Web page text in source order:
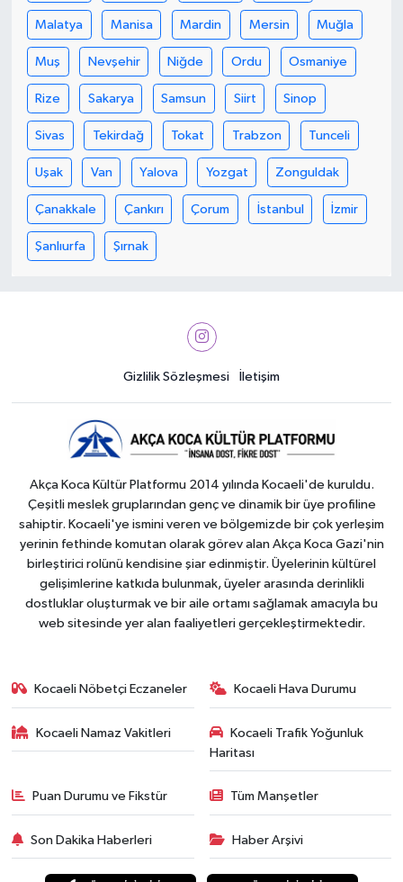
Malatya Manisa Mardin Mersin Muğla
Muş Nevşehir Niğde Ordu Osmaniye
Rize Sakarya Samsun Siirt Sinop
Sivas Tekirdağ Tokat Trabzon Tunceli
Uşak Van Yalova Yozgat Zonguldak
Çanakkale Çankırı Çorum İstanbul İzmir
Şanlıurfa Şırnak
Gizlilik Sözleşmesi İletişim
Akça Koca Kültür Platformu 2014 yılında Kocaeli'de kuruldu.
Çeşitli meslek gruplarından genç ve dinamik bir üye profiline
sahiptir. Kocaeli'ye ismini veren ve bölgemizde bir çok yerleşim
yerinin fethinde komutan olarak görev alan Akça Koca Gazi'nin
birleştirici rolünü kendisine şiar edinmiştir. Üyelerinin kültürel
gelişimlerine katkıda bulunmak, üyeler arasında derinlikli
dostluklar oluşturmak ve bir aile ortamı sağlamak amacıyla bu
web sitesinde yer alan faaliyetleri gerçekleştirmektedir.
Kocaeli Nöbetçi Eczaneler Kocaeli Hava Durumu
Kocaeli Namaz Vakitleri
Kocaeli Trafik Yoğunluk
Haritası
Puan Durumu ve Fikstür Tüm Manşetler
Son Dakika Haberleri Haber Arşivi